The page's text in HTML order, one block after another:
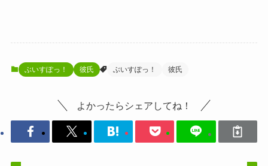
ぶいすぽっ！ 彼氏 ぶいすぽっ！ 彼氏
よかったらシェアしてね！